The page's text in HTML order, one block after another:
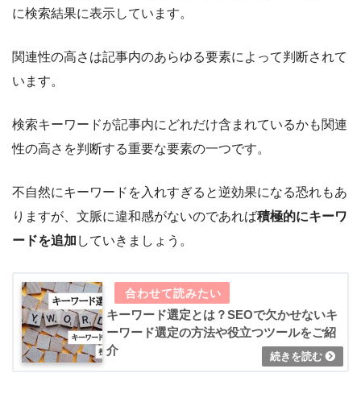
に検索結果に表示しています。
関連性の高さは記事内のあらゆる要素によって判断されて
います。
検索キーワードが記事内にどれだけ含まれているかも関連
性の高さを判断する重要な要素の一つです。
不自然にキーワードを入れすぎると逆効果になる恐れもあ
りますが、文脈に違和感がないのであれば積極的にキーワ
ードを追加 していきましょう。
キーワード選定とは？SEOで欠かせないキ
ーワード選定の方法や役立つツールをご紹
介